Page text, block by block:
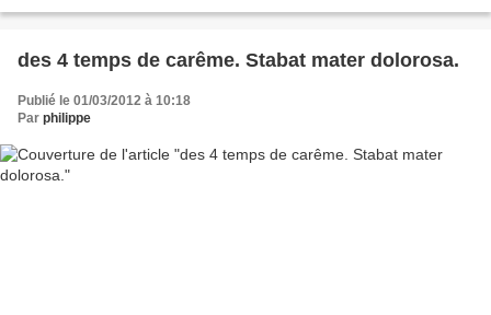
des 4 temps de carême. Stabat mater dolorosa.
Publié le 01/03/2012 à 10:18
Par philippe